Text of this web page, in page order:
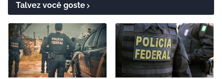
Talvez você goste